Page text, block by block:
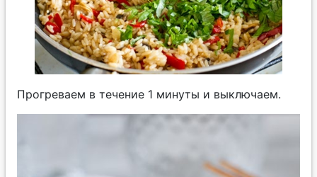
Прогреваем в течение 1 минуты и выключаем.